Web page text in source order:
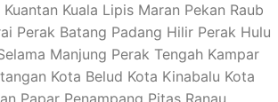
Kuala Lipis Maran Pekan Raub
Perak Batang Padang Hilir Perak Hulu
Manjung Perak Tengah Kampar
Kota Belud Kota Kinabalu Kota